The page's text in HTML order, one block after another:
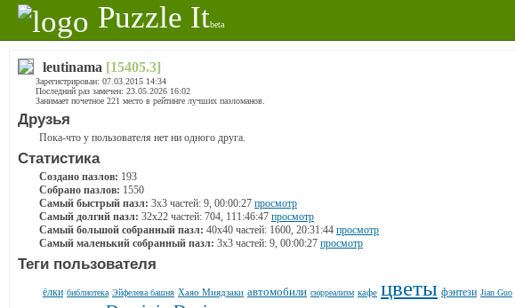
Puzzle Itbeta
leutinama [15405.3]
Зарегистрирован: 07.03.2015 14:34
Последний раз замечен: 23.05.2026 16:02
Занимает почетное 221 место в рейтинге лучших пазломанов.
Друзья
Пока-что у пользователя нет ни одного друга.
Статистика
Создано пазлов: 193
Собрано пазлов: 1550
Самый быстрый пазл: 3x3 частей: 9, 00:00:27 просмотр
Самый долгий пазл: 32x22 частей: 704, 111:46:47 просмотр
Самый большой собранный пазл: 40x40 частей: 1600, 20:31:44 просмотр
Самый маленький собранный пазл: 3x3 частей: 9, 00:00:27 просмотр
Теги пользователя
ёлки библиотека Эйфелева башня Хаяо Миядзаки автомобили сюрреализм кафе цветы фэнтези Jian Guo